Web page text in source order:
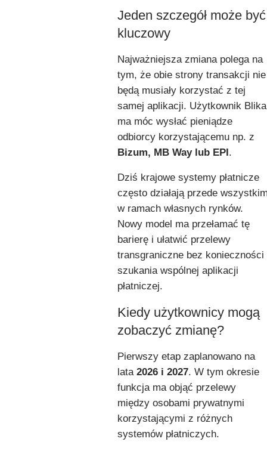
Jeden szczegół może być
kluczowy
Najważniejsza zmiana polega na
tym, że obie strony transakcji nie
będą musiały korzystać z tej
samej aplikacji. Użytkownik Blika
ma móc wysłać pieniądze
odbiorcy korzystającemu np. z
Bizum, MB Way lub EPI.
Dziś krajowe systemy płatnicze
często działają przede
w ramach własnych rynków.
Nowy model ma przełamać tę
barierę i ułatwić przelewy
transgraniczne bez konieczności
szukania wspólnej aplikacji
płatniczej.
Kiedy użytkownicy mogą
zobaczyć zmianę?
Pierwszy etap zaplanowano na
lata 2026 i 2027. W tym okresie
funkcja ma objąć przelewy
między osobami prywatnymi
korzystającymi z różnych
systemów płatniczych.